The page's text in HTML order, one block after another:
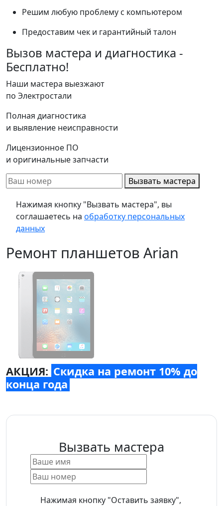
Решим любую проблему с компьютером
Предоставим чек и гарантийный талон
Вызов мастера и диагностика -
Бесплатно!
Наши мастера выезжают
по Электростали
Полная диагностика
и выявление неисправности
Лицензионное ПО
и оригинальные запчасти
Вызвать мастера
Нажимая кнопку "Вызвать мастера", вы
соглашаетесь на обработку персональных
данных
Ремонт планшетов Arian
АКЦИЯ: Скидка на ремонт 10% до
конца года
Вызвать мастера
Нажимая кнопку "Оставить заявку",